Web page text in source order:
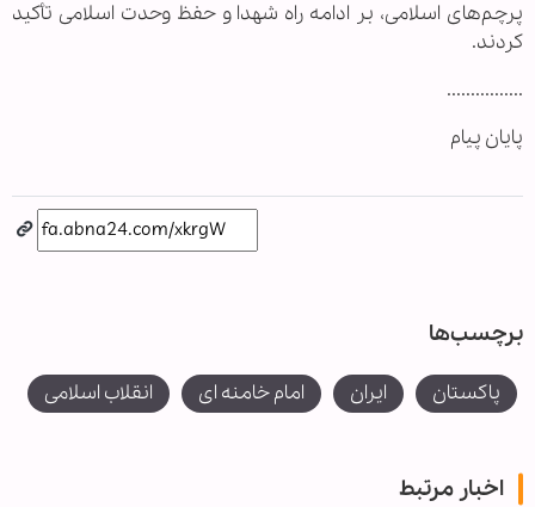
پرچم‌های اسلامی، بر ادامه راه شهدا و حفظ وحدت اسلامی تأکید
کردند.
................
پایان پیام
برچسب‌ها
پاکستان ایران امام خامنه ای انقلاب اسلامی
اخبار مرتبط